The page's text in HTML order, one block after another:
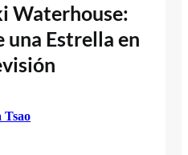
Waterhouse:
una Estrella en
Tsao